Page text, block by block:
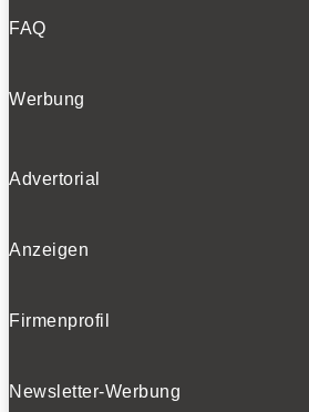
FAQ
Werbung
Advertorial
Anzeigen
Firmenprofil
Newsletter-Werbung